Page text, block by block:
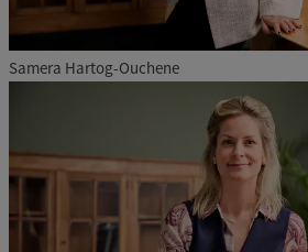
Samera Hartog-Ouchene